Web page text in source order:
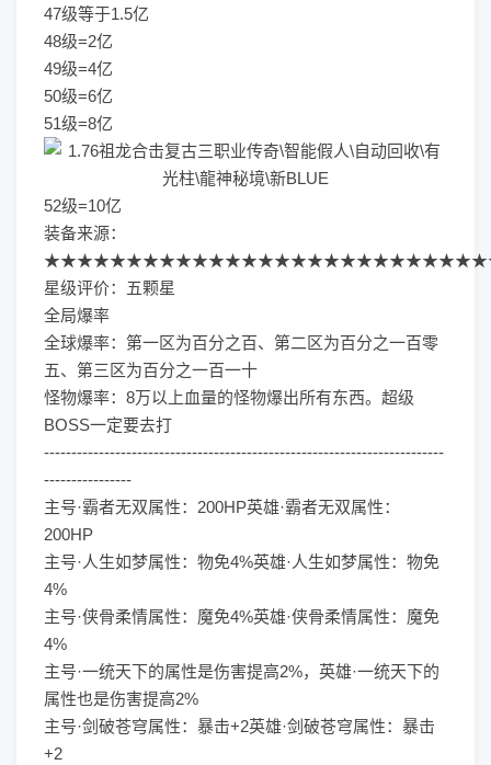
47级等于1.5亿
48级=2亿
49级=4亿
50级=6亿
51级=8亿
52级=10亿
装备来源：
星级评价：五颗星
全局爆率
全球爆率：第一区为百分之百、第二区为百分之一百零
五、第三区为百分之一百一十
怪物爆率：8万以上血量的怪物爆出所有东西。超级
BOSS一定要去打
-------------------------------------------------------------------------
----------------
主号·霸者无双属性：200HP英雄·霸者无双属性：
200HP
主号·人生如梦属性：物免4%英雄·人生如梦属性：物免
4%
主号·侠骨柔情属性：魔免4%英雄·侠骨柔情属性：魔免
4%
主号·一统天下的属性是伤害提高2%，英雄·一统天下的
属性也是伤害提高2%
主号·剑破苍穹属性：暴击+2英雄·剑破苍穹属性：暴击
+2